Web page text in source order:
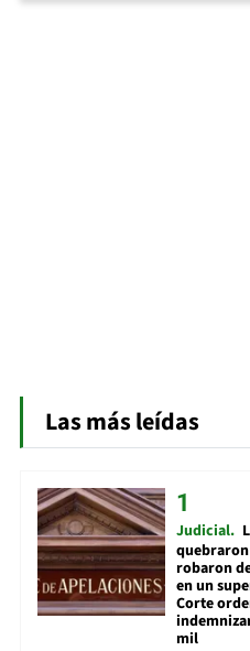
Las más leídas
Judicial
robaron
en un
Corte
mil